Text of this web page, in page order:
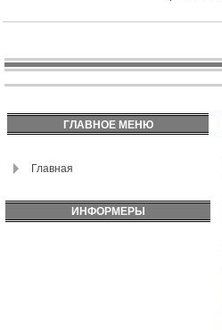
ГЛАВНОЕ МЕНЮ
Главная
ИНФОРМЕРЫ